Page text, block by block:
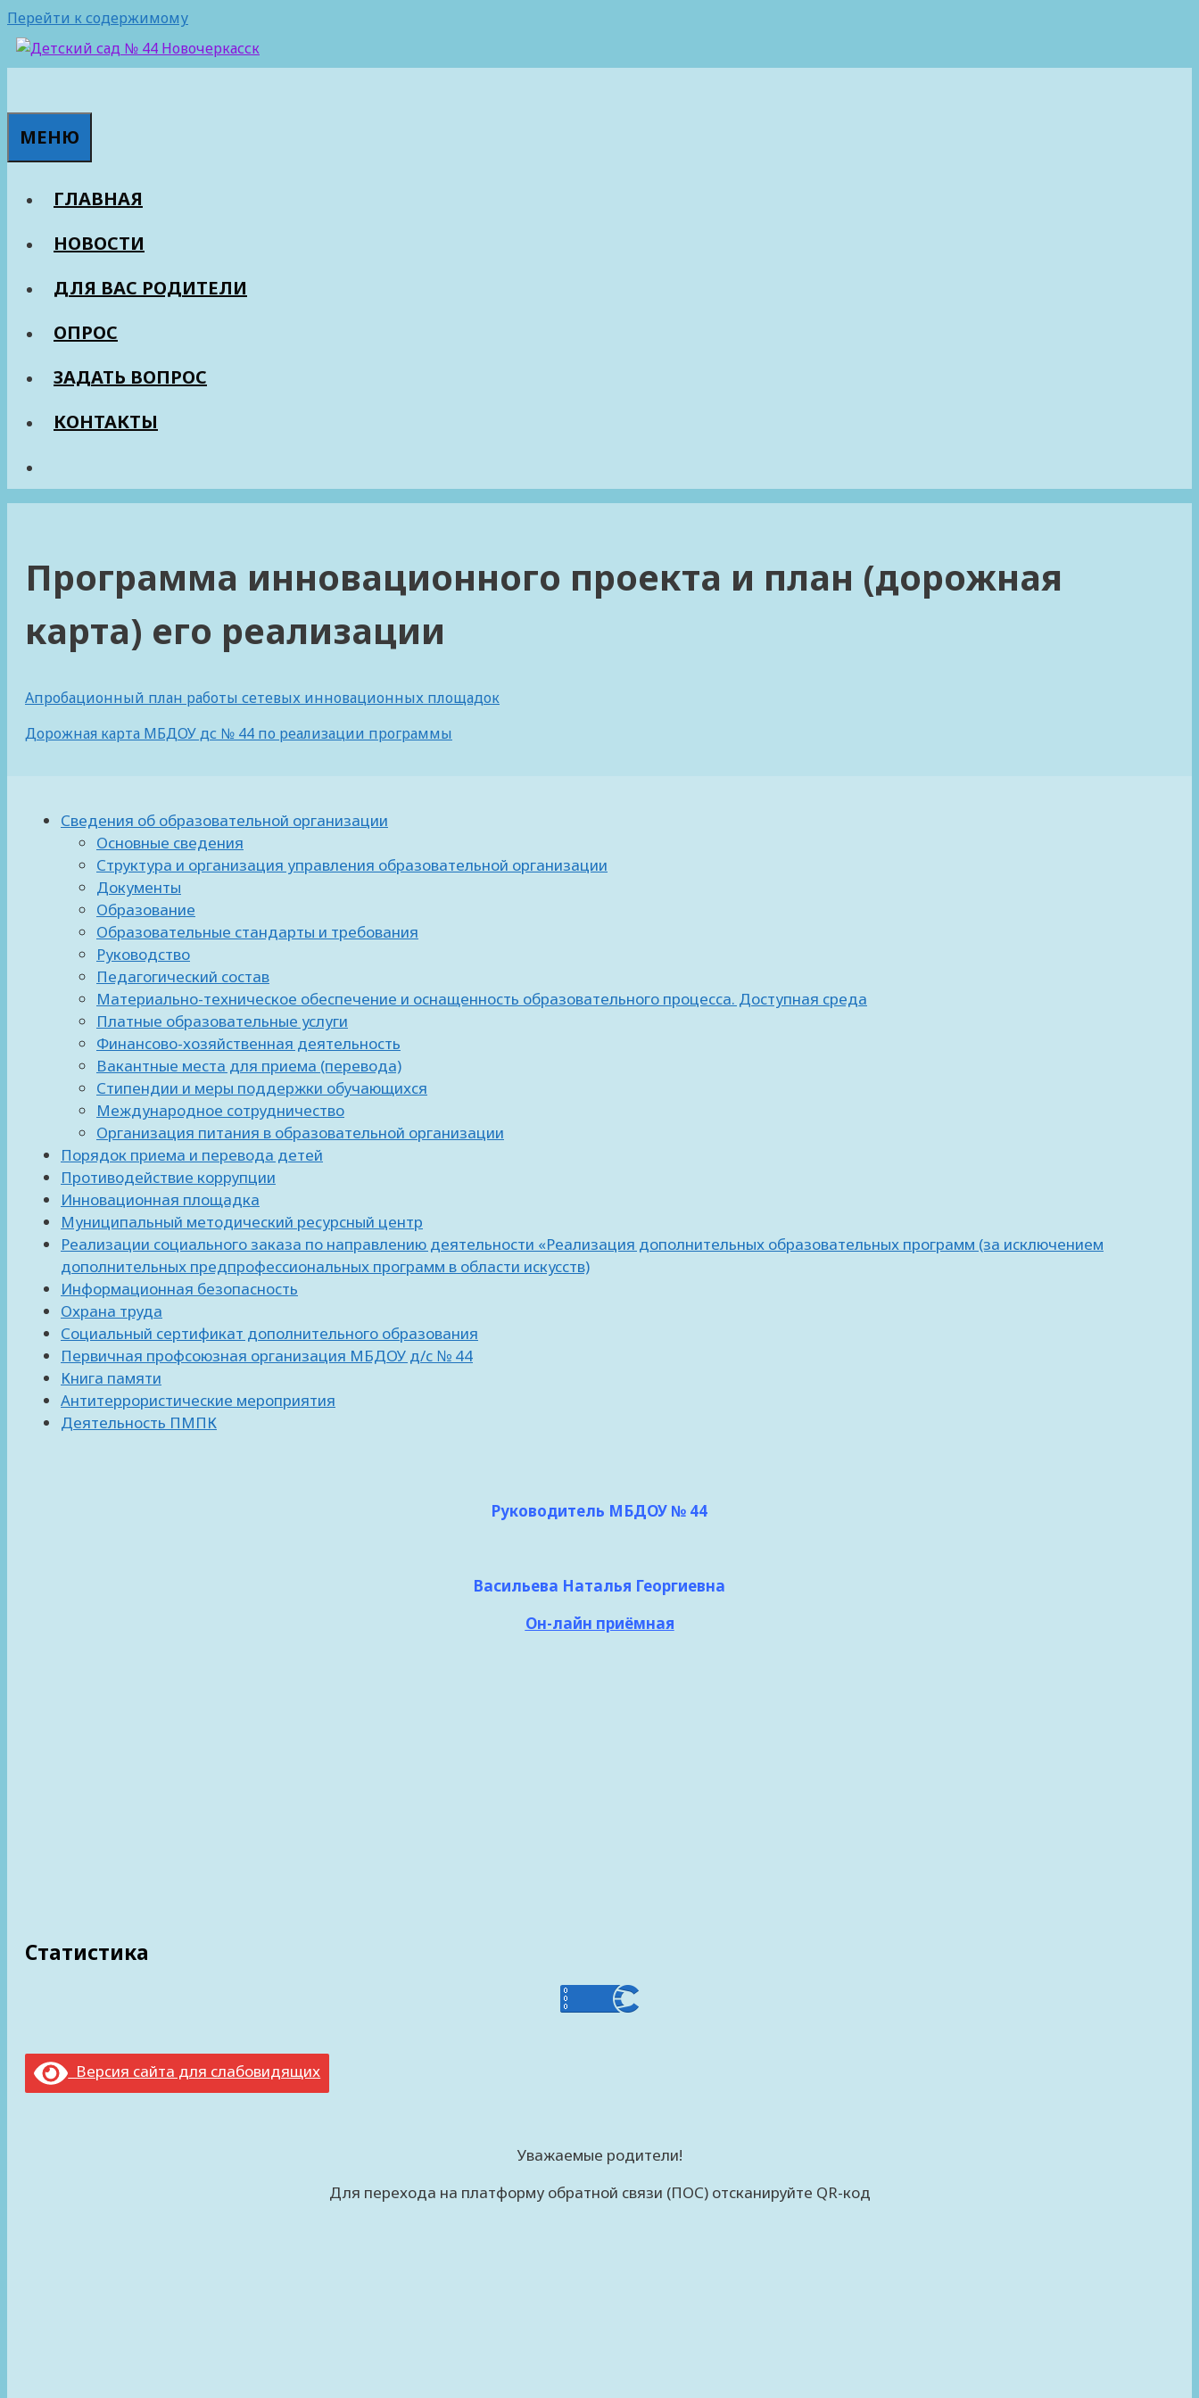
Перейти к содержимому
МЕНЮ
ГЛАВНАЯ
НОВОСТИ
ДЛЯ ВАС РОДИТЕЛИ
ОПРОС
ЗАДАТЬ ВОПРОС
КОНТАКТЫ
Программа инновационного проекта и план (дорожная
карта) его реализации
Апробационный план работы сетевых инновационных площадок
Дорожная карта МБДОУ дс № 44 по реализации программы
Сведения об образовательной организации
Основные сведения
Структура и организация управления образовательной организации
Документы
Образование
Образовательные стандарты и требования
Руководство
Педагогический состав
Материально-техническое обеспечение и оснащенность образовательного процесса. Доступная среда
Платные образовательные услуги
Финансово-хозяйственная деятельность
Вакантные места для приема (перевода)
Стипендии и меры поддержки обучающихся
Международное сотрудничество
Организация питания в образовательной организации
Порядок приема и перевода детей
Противодействие коррупции
Инновационная площадка
Муниципальный методический ресурсный центр
Реализации социального заказа по направлению деятельности «Реализация дополнительных образовательных программ (за исключением
дополнительных предпрофессиональных программ в области искусств)
Информационная безопасность
Охрана труда
Социальный сертификат дополнительного образования
Первичная профсоюзная организация МБДОУ д/с № 44
Книга памяти
Антитеррористические мероприятия
Деятельность ПМПК
Руководитель МБДОУ № 44
Васильева Наталья Георгиевна
Он-лайн приёмная
Статистика
Версия сайта для слабовидящих
Уважаемые родители!
Для перехода на платформу обратной связи (ПОС) отсканируйте QR-код